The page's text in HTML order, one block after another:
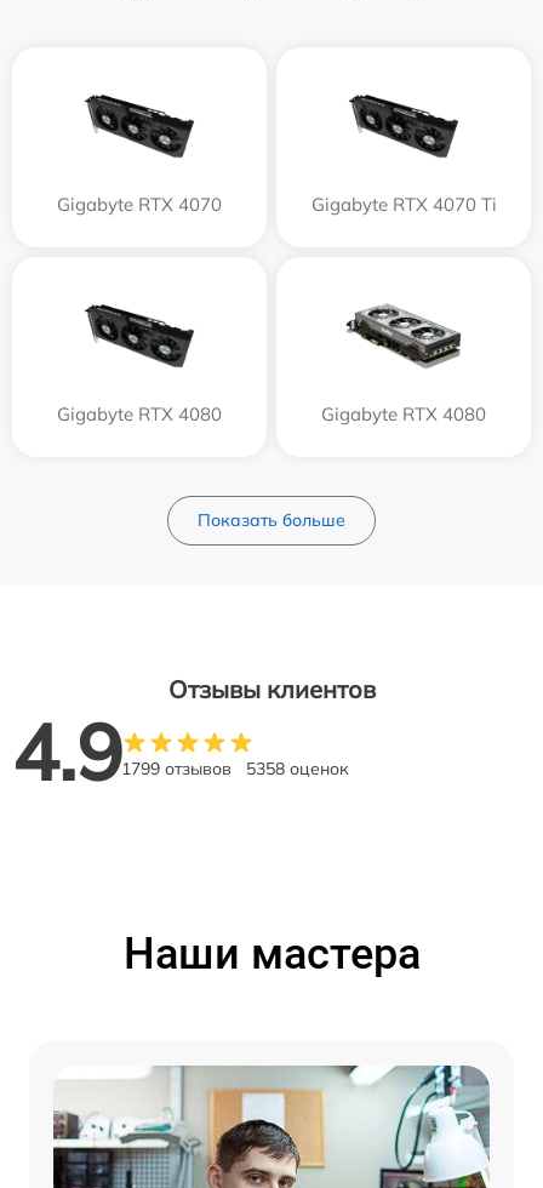
Gigabyte RTX 4070 Gigabyte RTX 4070 Ti
Gigabyte RTX 4080 Gigabyte RTX 4080
Показать больше
Отзывы клиентов
4.91799 отзывов 5358 оценок
Наши мастера